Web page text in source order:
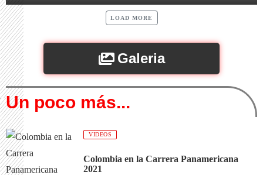
LOAD MORE
Galeria
Un poco más...
VIDEOS
Colombia en la Carrera Panamericana
2021